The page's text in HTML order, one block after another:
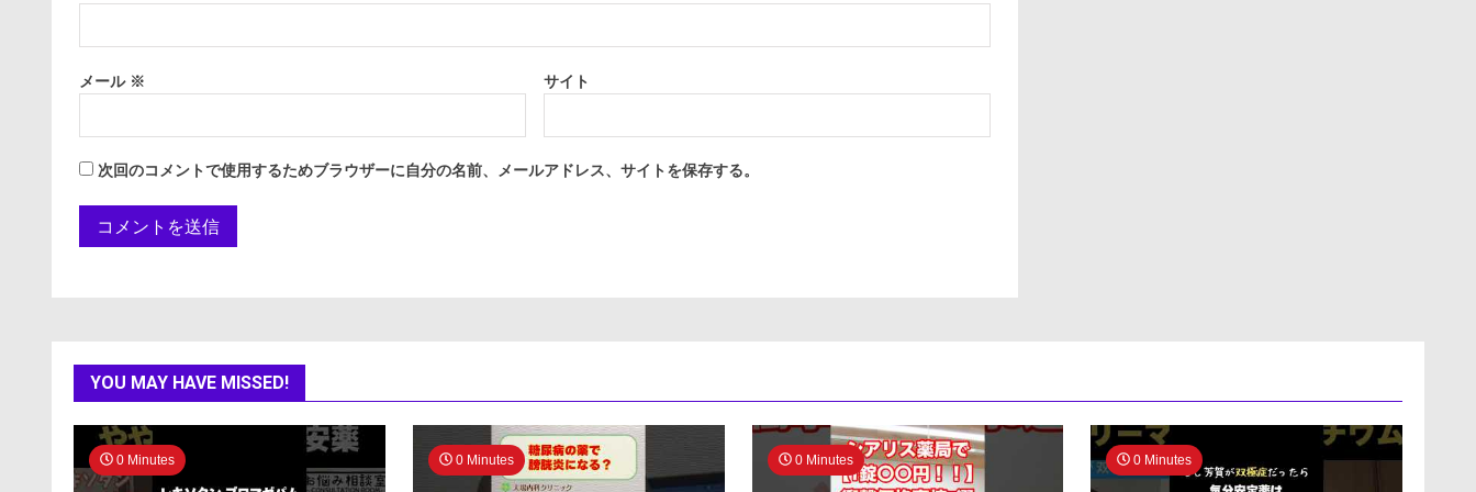
メール ※ サイト
次回のコメントで使用するためブラウザーに自分の名前、メールアドレス、サイトを保存する。
YOU MAY HAVE MISSED!
0 Minutes 0 Minutes 0 Minutes 0 Minutes